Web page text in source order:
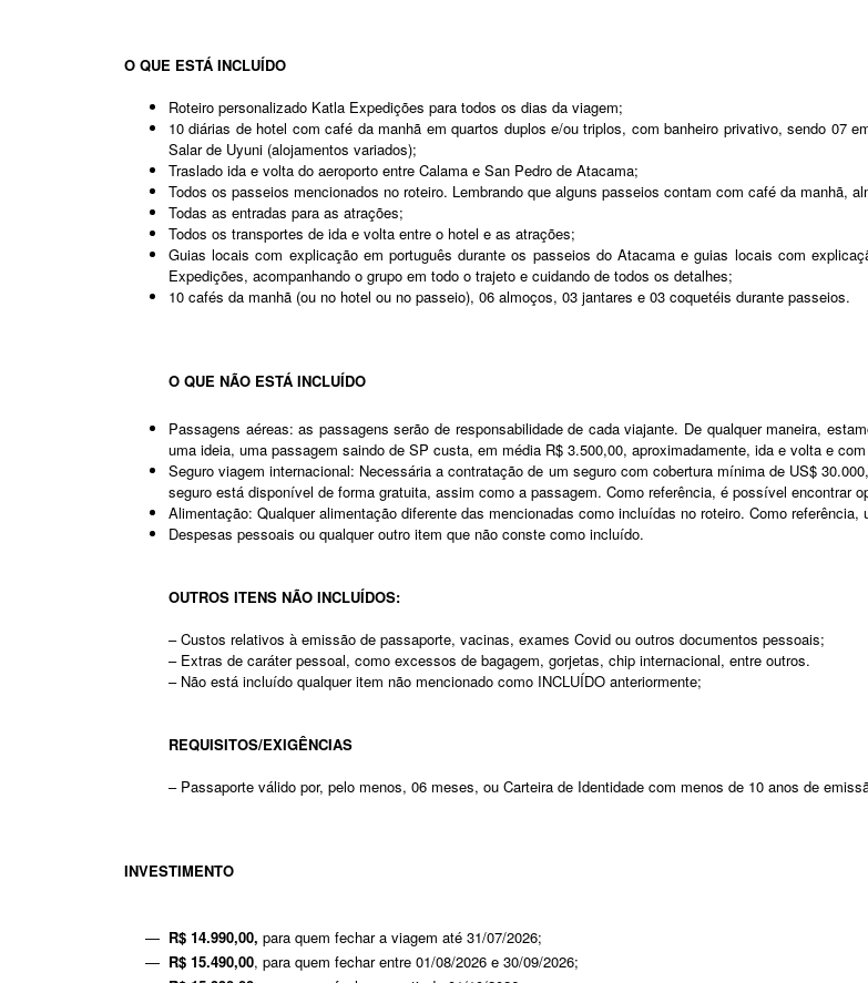
O QUE ESTÁ INCLUÍDO
Roteiro personalizado Katla Expedições para todos os dias da viagem;
10 diárias de hotel com café da manhã em quartos duplos e/ou triplos, com banheiro privativo, sendo 07
Salar de Uyuni (alojamentos variados);
Traslado ida e volta do aeroporto entre Calama e San Pedro de Atacama;
Todos os passeios mencionados no roteiro. Lembrando que alguns passeios contam com café da manhã,
Todas as entradas para as atrações;
Todos os transportes de ida e volta entre o hotel e as atrações;
Guias locais com explicação em português durante os passeios do Atacama e guias locais com
Expedições, acompanhando o grupo em todo o trajeto e cuidando de todos os detalhes;
10 cafés da manhã (ou no hotel ou no passeio), 06 almoços, 03 jantares e 03 coquetéis durante passeios.
O QUE NÃO ESTÁ INCLUÍDO
Passagens aéreas: as passagens serão de responsabilidade de cada viajante. De qualquer maneira,
uma ideia, uma passagem saindo de SP custa, em média R$ 3.500,00, aproximadamente, ida e volta e
Seguro viagem internacional: Necessária a contratação de um seguro com cobertura mínima de US$
seguro está disponível de forma gratuita, assim como a passagem. Como referência, é possível encontrar
Alimentação: Qualquer alimentação diferente das mencionadas como incluídas no roteiro. Como
Despesas pessoais ou qualquer outro item que não conste como incluído.
OUTROS ITENS NÃO INCLUÍDOS:
– Custos relativos à emissão de passaporte, vacinas, exames Covid ou outros documentos pessoais;
– Extras de caráter pessoal, como excessos de bagagem, gorjetas, chip internacional, entre outros.
– Não está incluído qualquer item não mencionado como INCLUÍDO anteriormente;
REQUISITOS/EXIGÊNCIAS
– Passaporte válido por, pelo menos, 06 meses, ou Carteira de Identidade com menos de 10 anos de
INVESTIMENTO
R$ 14.990,00, para quem fechar a viagem até 31/07/2026;
R$ 15.490,00, para quem fechar entre 01/08/2026 e 30/09/2026;